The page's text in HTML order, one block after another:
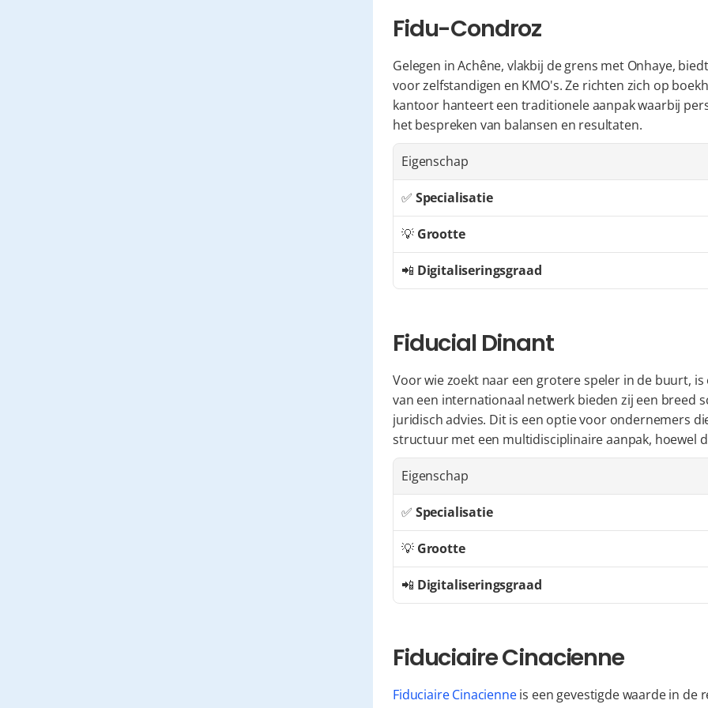
Fidu-Condroz
Gelegen in Achêne, vlakbij de grens met Onhaye,
voor zelfstandigen en KMO's. Ze richten zich op
kantoor hanteert een traditionele aanpak waarbij
het bespreken van balansen en resultaten.
Eigenschap
✅ Specialisatie
💡 Grootte
📲 Digitaliseringsgraad
Fiducial Dinant
Voor wie zoekt naar een grotere speler in de buurt,
van een internationaal netwerk bieden zij een breed
juridisch advies. Dit is een optie voor ondernemers
structuur met een multidisciplinaire aanpak, hoewel
Eigenschap
✅ Specialisatie
💡 Grootte
📲 Digitaliseringsgraad
Fiduciaire Cinacienne
Fiduciaire Cinacienne is een gevestigde waarde in de